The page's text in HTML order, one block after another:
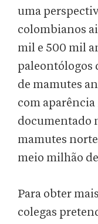
uma
colombianos
mil e 500 mil
paleontólogos
de mamutes
com
documentado
mamutes
meio milhão
Para obter
colegas